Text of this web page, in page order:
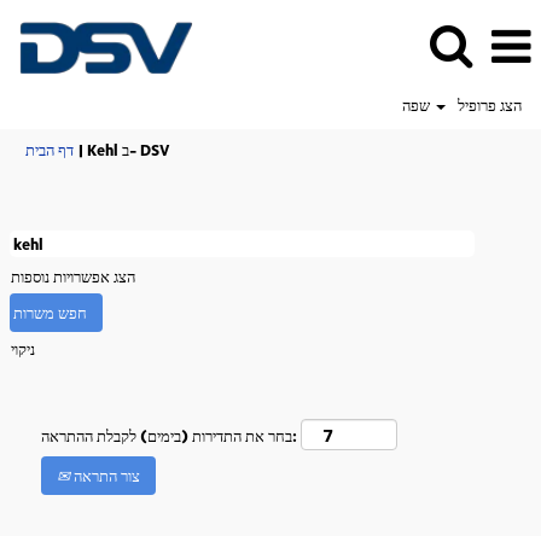
שפה
הצג פרופיל
דף הבית | Kehl ב- DSV(דף
הצג אפשרויות נוספות
ניקוי
בחר את התדירות (בימים) לקבלת ההתראה:
צור התראה